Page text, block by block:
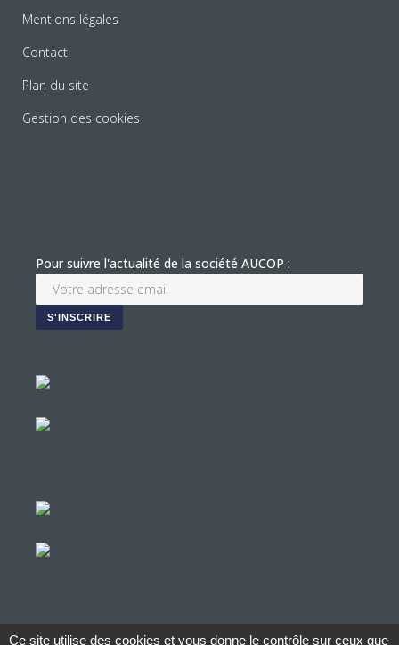
Mentions légales
Contact
Plan du site
Gestion des cookies
Pour suivre l'actualité de la société AUCOP :
Ce site utilise des cookies et vous donne le contrôle sur ceux que